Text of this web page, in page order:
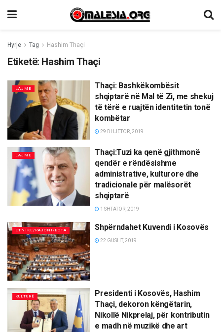
Hyrje Tag Hashim Thaçi
Etiketë: Hashim Thaçi
LAJME
Thaçi: Bashkëkombësit
shqiptarë në Mal të Zi, me shekuj
të tërë e ruajtën identitetin tonë
kombëtar
29 DHJETOR, 2019
LAJME
Thaçi:Tuzi ka qenë gjithmonë
qendër e rëndësishme
administrative, kulturore dhe
tradicionale për malësorët
shqiptarë
1 SHTATOR, 2019
ETNIKE/RAJONI/BOTA Shpërndahet Kuvendi i Kosovës
22 GUSHT, 2019
KULTURË
Presidenti i Kosovës, Hashim
Thaçi, dekoron këngëtarin,
Nikollë Nikprelaj, për kontributin
e madh në muzikë dhe art